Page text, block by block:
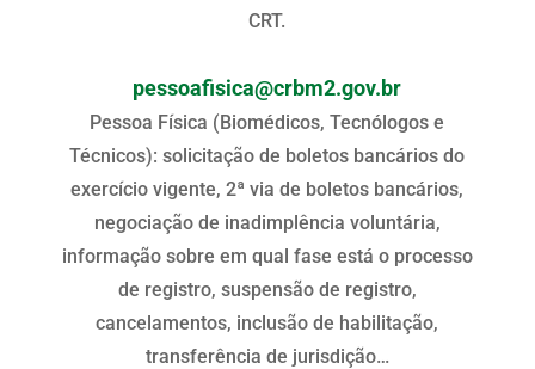
CRT.
pessoafisica@crbm2.gov.br
Pessoa Física (Biomédicos, Tecnólogos e
Técnicos): solicitação de boletos bancários do
exercício vigente, 2ª via de boletos bancários,
negociação de inadimplência voluntária,
informação sobre em qual fase está o processo
de registro, suspensão de registro,
cancelamentos, inclusão de habilitação,
transferência de jurisdição…